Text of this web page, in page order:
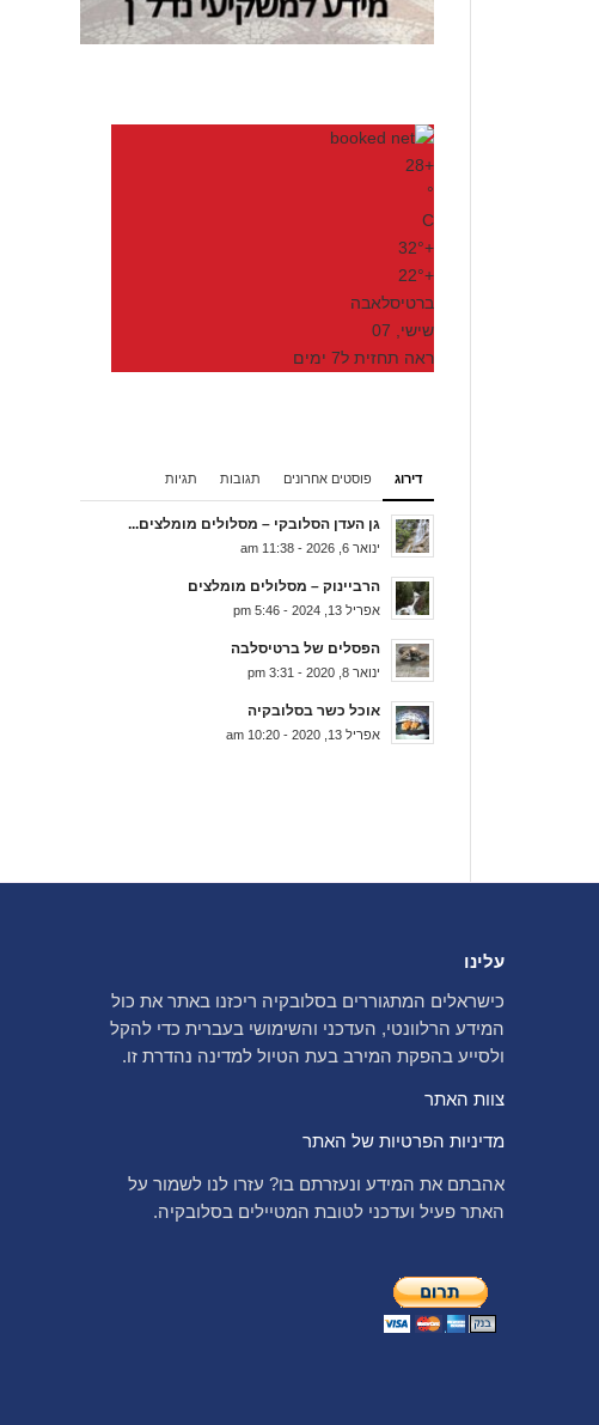
+
28
°
C
+
32°
+
22°
ברטיסלאבה
שישי, 07
ראה תחזית ל7 ימים
דירוג פוסטים אחרונים תגובות תגיות
גן העדן הסלובקי – מסלולים מומלצים...
ינואר 6, 2026 - 11:38 am
הרביינוק – מסלולים מומלצים
אפריל 13, 2024 - 5:46 pm
הפסלים של ברטיסלבה
ינואר 8, 2020 - 3:31 pm
אוכל כשר בסלובקיה
אפריל 13, 2020 - 10:20 am
עלינו
כישראלים המתגוררים בסלובקיה ריכזנו באתר את כול
המידע הרלוונטי, העדכני והשימושי בעברית כדי להקל
ולסייע בהפקת המירב בעת הטיול למדינה נהדרת זו.
צוות האתר
מדיניות הפרטיות של האתר
אהבתם את המידע ונעזרתם בו? עזרו לנו לשמור על
האתר פעיל ועדכני לטובת המטיילים בסלובקיה.